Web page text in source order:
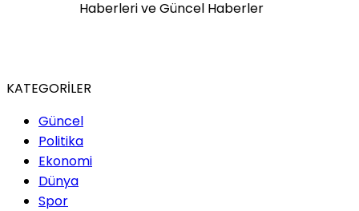
KATEGORİLER
Güncel
Politika
Ekonomi
Dünya
Spor